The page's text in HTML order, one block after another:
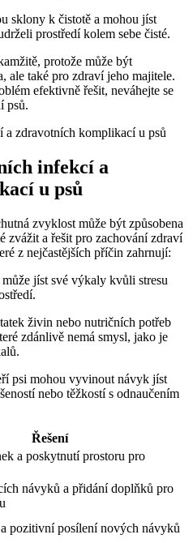
sklony k čistotě a mohou jíst
prostředí kolem sebe čisté.
protože může být
ale také pro zdraví jeho majitele.
efektivně řešit, neváhejte se
psů.
infekcí a
u psů
zvyklost může být způsobena
zvážit a řešit pro zachování zdraví
z nejčastějších příčin zahrnují:
může jíst své výkaly kvůli stresu
živin nebo nutričních potřeb
zdánlivě nemá smysl, jako je
psi mohou vyvinout návyk jíst
nebo těžkostí s odnaučením
Řešení
a poskytnutí prostoru pro
návyků a přidání doplňků pro
pozitivní posílení nových návyků